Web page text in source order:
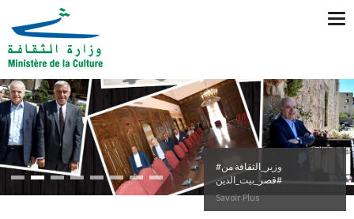
#وزير_الثقافة من
#قصر_بيت_الدين
Savoir Plus